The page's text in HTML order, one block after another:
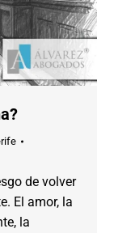
de volver
El amor, la
la